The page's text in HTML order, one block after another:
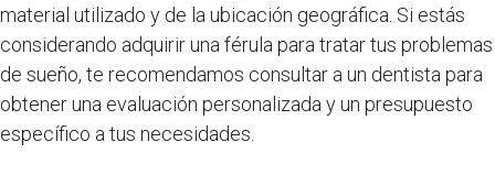
material utilizado y de la ubicación geográfica. Si estás
considerando adquirir una férula para tratar tus problemas
de sueño, te recomendamos consultar a un dentista para
obtener una evaluación personalizada y un presupuesto
específico a tus necesidades.